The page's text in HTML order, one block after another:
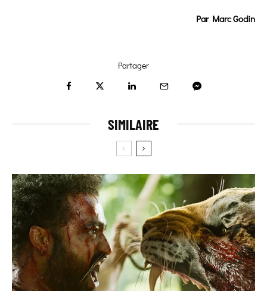
Par Marc Godin
Partager
SIMILAIRE